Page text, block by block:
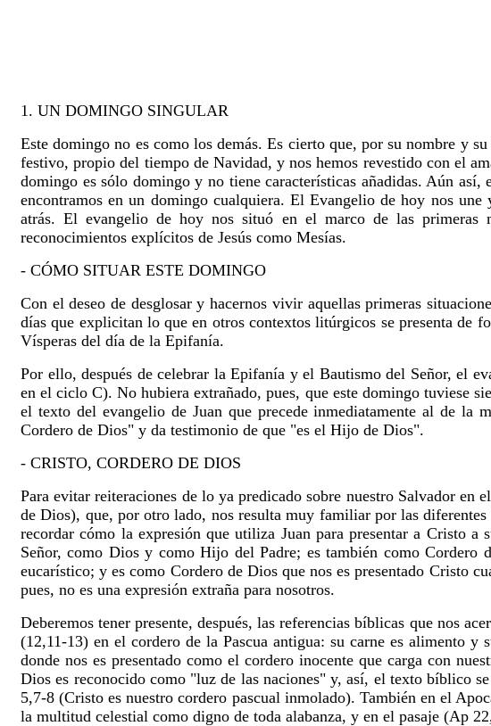
1. UN DOMINGO SINGULAR
Este domingo no es como los demás. Es cierto que, por su nombre y
festivo, propio del tiempo de Navidad, y nos hemos revestido con el
domingo es sólo domingo y no tiene características añadidas. Aún
encontramos en un domingo cualquiera. El Evangelio de hoy nos
atrás. El evangelio de hoy nos situó en el marco de las primeras
reconocimientos explícitos de Jesús como Mesías.
- CÓMO SITUAR ESTE DOMINGO
Con el deseo de desglosar y hacernos vivir aquellas primeras
días que explicitan lo que en otros contextos litúrgicos se presenta de
Vísperas del día de la Epifanía.
Por ello, después de celebrar la Epifanía y el Bautismo del Señor, el
en el ciclo C). No hubiera extrañado, pues, que este domingo tuviese
el texto del evangelio de Juan que precede inmediatamente al de la
Cordero de Dios" y da testimonio de que "es el Hijo de Dios".
- CRISTO, CORDERO DE DIOS
Para evitar reiteraciones de lo ya predicado sobre nuestro Salvador en
de Dios), que, por otro lado, nos resulta muy familiar por las diferentes
recordar cómo la expresión que utiliza Juan para presentar a Cristo
Señor, como Dios y como Hijo del Padre; es también como Cordero
eucarístico; y es como Cordero de Dios que nos es presentado Cristo
pues, no es una expresión extraña para nosotros.
Deberemos tener presente, después, las referencias bíblicas que nos
(12,11-13) en el cordero de la Pascua antigua: su carne es alimento
donde nos es presentado como el cordero inocente que carga con
Dios es reconocido como "luz de las naciones" y, así, el texto bíblico
5,7-8 (Cristo es nuestro cordero pascual inmolado). También en el
la multitud celestial como digno de toda alabanza, y en el pasaje (Ap